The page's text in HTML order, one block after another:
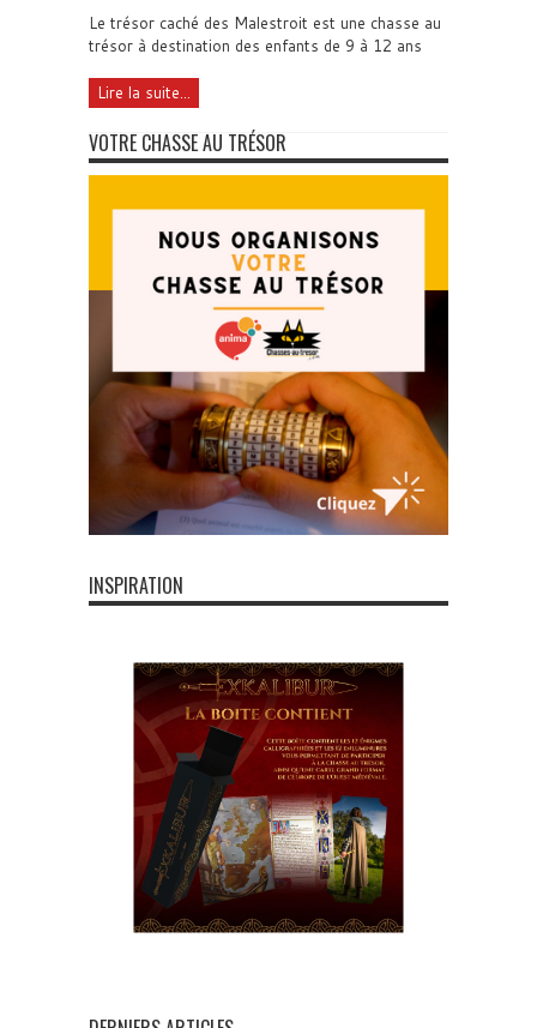
Le trésor caché des Malestroit est une chasse au
trésor à destination des enfants de 9 à 12 ans
Lire la suite...
VOTRE CHASSE AU TRÉSOR
INSPIRATION